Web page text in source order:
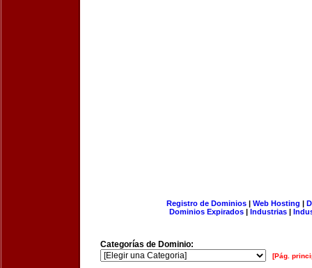
Registro de Dominios| Web Hosting |
Dominios Expirados | Industrias |
Categorías de Dominio:
[Pág.